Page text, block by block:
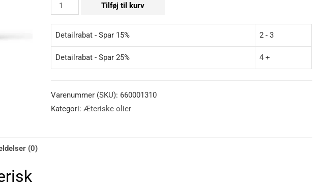
Tilføj til kurv
Detailrabat - Spar 15% 2 - 3
Detailrabat - Spar 25% 4 +
Varenummer (SKU): 660001310
Kategori:Æteriske olier
(0)